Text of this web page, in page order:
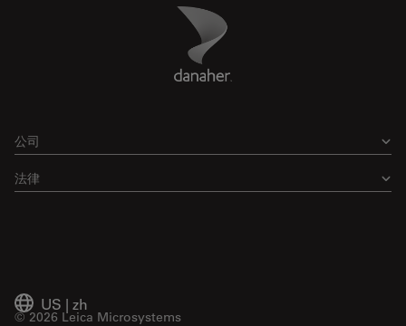
Danaher Logo
公司
法律
US | zh
© 2026 Leica Microsystems